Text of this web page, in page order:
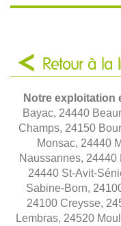
Retour à la
Notre exploitation
Bayac, 24440
Champs, 24150
Monsac, 24440
Naussannes,
24440 St-Avit-
Sabine-Born,
24100 Creysse,
Lembras, 24520